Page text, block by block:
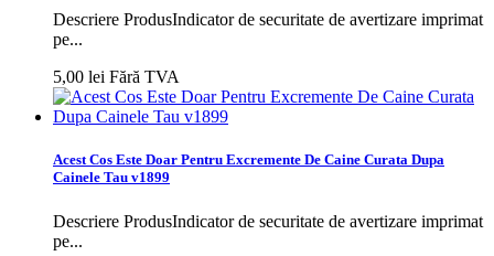
Descriere ProdusIndicator de securitate de avertizare imprimat
pe...
5,00 lei Fără TVA
Acest Cos Este Doar Pentru Excremente De Caine Curata Dupa
Cainele Tau v1899
Descriere ProdusIndicator de securitate de avertizare imprimat
pe...